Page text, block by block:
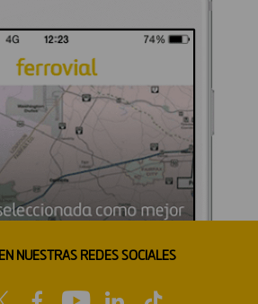
NUESTRAS REDES SOCIALES